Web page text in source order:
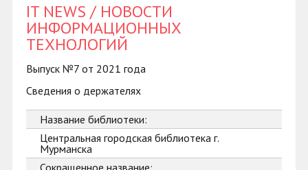
IT NEWS / НОВОСТИ
ИНФОРМАЦИОННЫХ
ТЕХНОЛОГИЙ
Выпуск №7 от 2021 года
Сведения о держателях
Название библиотеки:
Центральная городская библиотека г.
Мурманска
Сокращенное название: